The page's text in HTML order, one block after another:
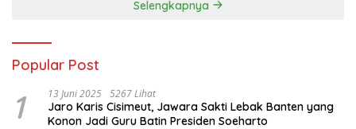
Selengkapnya
Popular Post
1 13 Juni 2025 5267 Lihat
Jaro Karis Cisimeut, Jawara Sakti Lebak Banten yang
Konon Jadi Guru Batin Presiden Soeharto